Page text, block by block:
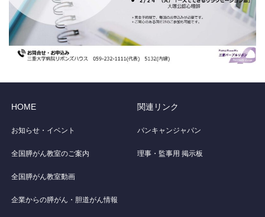
HOME
お知らせ・イベント
全国膵がん教室のご案内
全国膵がん教室動画
企業からの膵がん・胆道がん情報
関連リンク
パンキャンジャパン
理事・監事用 掲示板